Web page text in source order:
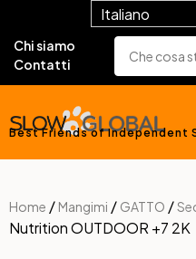
Italiano
Chi siamo
Contatti
Best Friends of Independent
Home / Mangimi / GATTO /
Nutrition OUTDOOR +7 2K